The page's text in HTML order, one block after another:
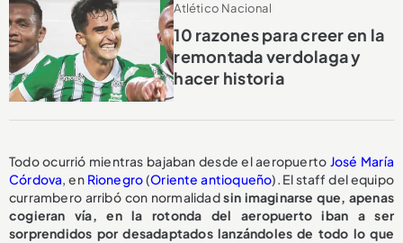
Atlético Nacional
10 razones para creer en la
remontada verdolaga y
hacer historia
Todo ocurrió mientras bajaban desde el aeropuerto José María
Córdova, en Rionegro(Oriente antioqueño). El staff del equipo
currambero arribó con normalidadsin imaginarse que, apenas
cogieran vía, en la rotonda del aeropuerto iban a ser
sorprendidos por desadaptados lanzándoles de todo lo que